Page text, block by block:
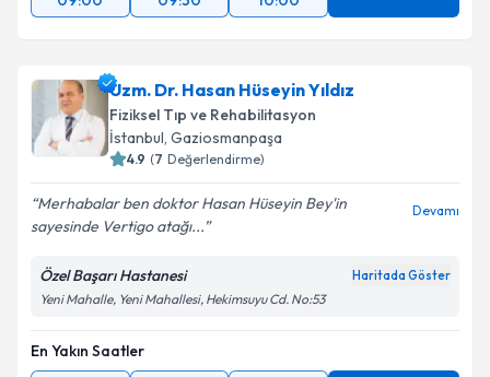
Uzm. Dr. Hasan Hüseyin Yıldız
Fiziksel Tıp ve Rehabilitasyon
İstanbul, Gaziosmanpaşa
4.9 (7 Değerlendirme)
Merhabalar ben doktor Hasan Hüseyin Bey'in
sayesinde Vertigo atağı...
Devamı
Özel Başarı Hastanesi Haritada Göster
Yeni Mahalle, Yeni Mahallesi, Hekimsuyu Cd. No:53
En Yakın Saatler